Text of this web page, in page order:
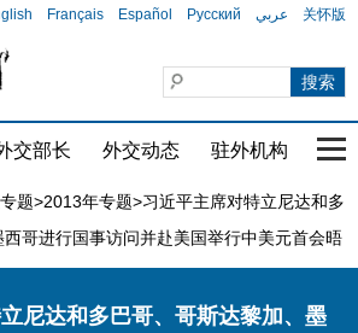
Français Español Русский عربي 关怀版
交部长 外交动态 驻外机构 国
题>2013年专题>习近平主席对特立尼达和多
哥进行国事访问并赴美国举行中美元首会晤
尼达和多巴哥、哥斯达黎加、墨